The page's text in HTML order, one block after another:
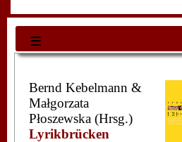
≡
Bernd Kebelmann &
Małgorzata
Płoszewska (Hrsg.)
Lyrikbrücken